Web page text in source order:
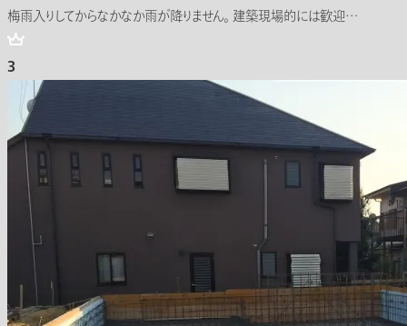
梅雨入りしてからなかなか雨が降りません。 建築現場的には歓迎…
3